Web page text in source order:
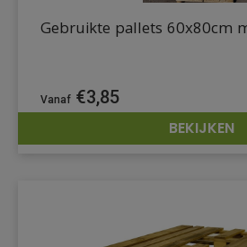
Gebruikte pallets 60x80cm
€3,85
BEKIJKEN